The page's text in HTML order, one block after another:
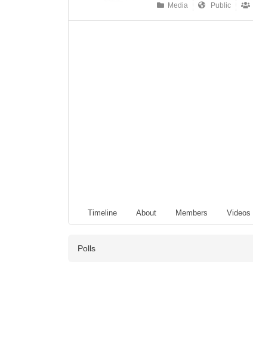
Media Public
Timeline About Members Videos
Polls